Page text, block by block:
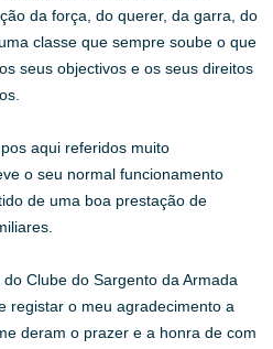
da força, do querer, da garra, do
classe que sempre soube o que
seus objectivos e os seus direitos
aqui referidos muito
o seu normal funcionamento
de uma boa prestação de
Clube do Sargento da Armada
registar o meu agradecimento a
deram o prazer e a honra de com